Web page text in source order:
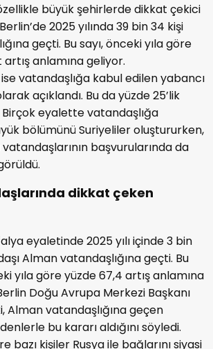
büyük şehirlerde dikkat çekici
2025 yılında 39 bin 34 kişi
geçti. Bu sayı, önceki yıla göre
anlamına geliyor.
vatandaşlığa kabul edilen yabancı
açıklandı. Bu da yüzde 25’lik
eyalette vatandaşlığa
bölümünü Suriyeliler oluştururken,
başvurularında da
dikkat çeken
eyaletinde 2025 yılı içinde 3 bin
Alman vatandaşlığına geçti. Bu
yıla göre yüzde 67,4 artış anlamına
Doğu Avrupa Merkezi Başkanı
Alman vatandaşlığına geçen
bu kararı aldığını söyledi.
bazı kişiler Rusya ile bağlarını siyasi